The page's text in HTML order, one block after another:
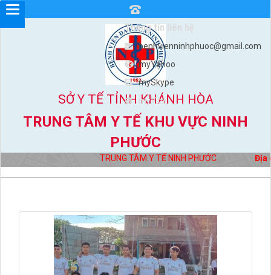
SỞ Y TẾ TỈNH KHÁNH HÒA
TRUNG TÂM Y TẾ KHU VỰC NINH
PHƯỚC
TRUNG TÂM Y TẾ NINH PHƯỚC Địa chỉ:
Thông tin liên hệ
benhvienninhphuoc@gmail.com
myYahoo
mySkype
myViber